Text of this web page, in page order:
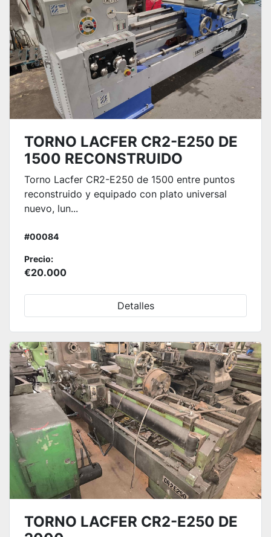
TORNO LACFER CR2-E250 DE
1500 RECONSTRUIDO
Torno Lacfer CR2-E250 de 1500 entre puntos
reconstruido y equipado con plato universal
nuevo, lun...
#00084
Precio:
€20.000
Detalles
TORNO LACFER CR2-E250 DE